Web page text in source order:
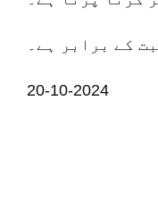
کے برابر ہے۔
20-10-2024